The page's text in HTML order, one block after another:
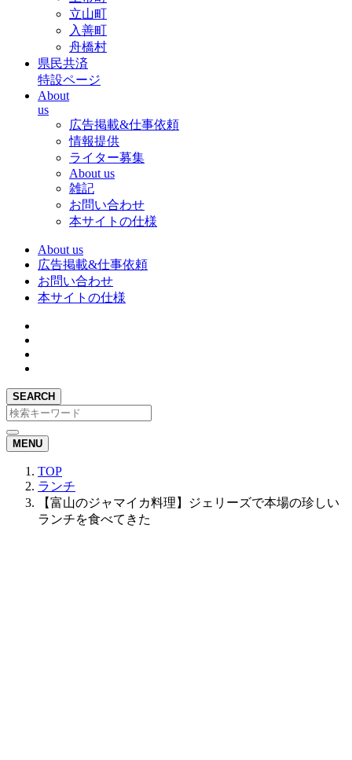
立山町
入善町
舟橋村
県民共済
特設ページ
About
us
広告掲載&仕事依頼
情報提供
ライター募集
About us
雑記
お問い合わせ
本サイトの仕様
About us
広告掲載&仕事依頼
お問い合わせ
本サイトの仕様
SEARCH
MENU
TOP
ランチ
【富山のジャマイカ料理】ジェリーズで本場の珍しい
ランチを食べてきた